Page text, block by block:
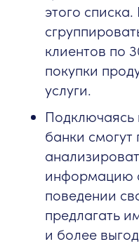
этого
клиентов по
покупки
услуги.
Подключаясь
банки смогут
информацию
поведении
предлагать
и более